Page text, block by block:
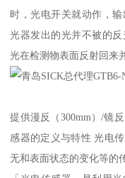
时，光电开关就动作，
光器发出的光并不被的
光在检测物表面反射回来
提供漫反（300mm）/镜
感器的定义与特性 光电
无和表面状态的变化等的